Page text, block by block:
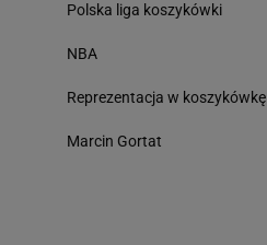
Polska liga koszykówki
NBA
Reprezentacja w koszykówkę
Marcin Gortat